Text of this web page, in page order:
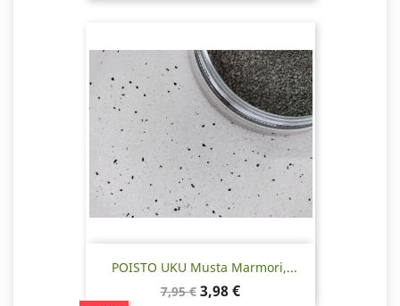
POISTO UKU Musta Marmori,...
Normaalihinta
7,95 € Hinta
3,98 €